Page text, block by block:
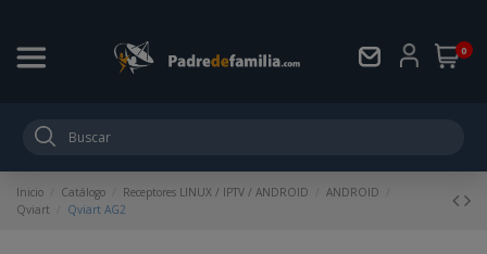
0
Inicio Catálogo Receptores LINUX / IPTV / ANDROID
ANDROID
Qviart
Qviart AG2